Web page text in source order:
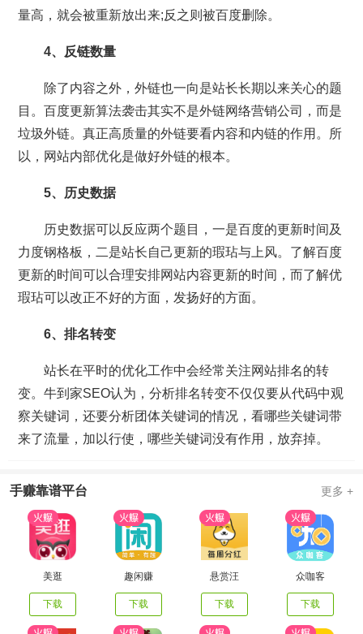
量高，就会被重新放出来;反之则被百度删除。
4、反链数量
除了内容之外，外链也一向是站长长期以来关心的题
目。百度更新算法袭击其实不是外链网络营销公司，而是
垃圾外链。真正高质量的外链要看内容和内链的作用。所
以，网站内部优化是做好外链的根本。
5、历史数据
历史数据可以反应两个题目，一是百度的更新时间及
力度钢格板，二是站长自己更新的瑕玷与上风。了解百度
更新的时间可以合理安排网站内容更新的时间，而了解优
瑕玷可以改正不好的方面，发扬好的方面。
6、排名转变
站长在平时的优化工作中会经常关注网站排名的转
变。牛到家SEO认为，分析排名转变不仅仅要从代码中观
察关键词，还要分析团体关键词的情况，看哪些关键词带
来了流量，加以行使，哪些关键词没有作用，放弃掉。
手赚靠谱平台 更多 +
美逛
下载
趣闲赚
下载
悬赏汪
下载
众咖客
下载